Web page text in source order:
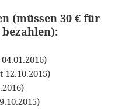
(müssen 30 € für